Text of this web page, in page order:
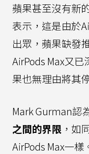
蘋果甚至沒有新
表示，這是由於
出眾，蘋果缺發
AirPods Max又
果也無理由將其
Mark Gurman認
之間的界限 ，如
AirPods Max一